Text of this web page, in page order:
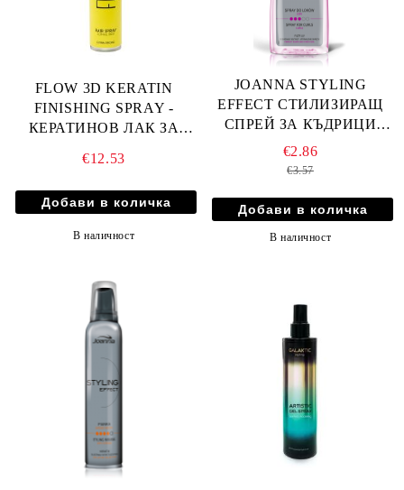
FLOW 3D KERATIN
FINISHING SPRAY -
КЕРАТИНОВ ЛАК ЗА
ФИКСАЦИЯ 750мл
€12.53
В наличност
JOANNA STYLING
EFFECT СТИЛИЗИРАЩ
СПРЕЙ ЗА КЪДРИЦИ
150мл
€2.86
€3.57
В наличност